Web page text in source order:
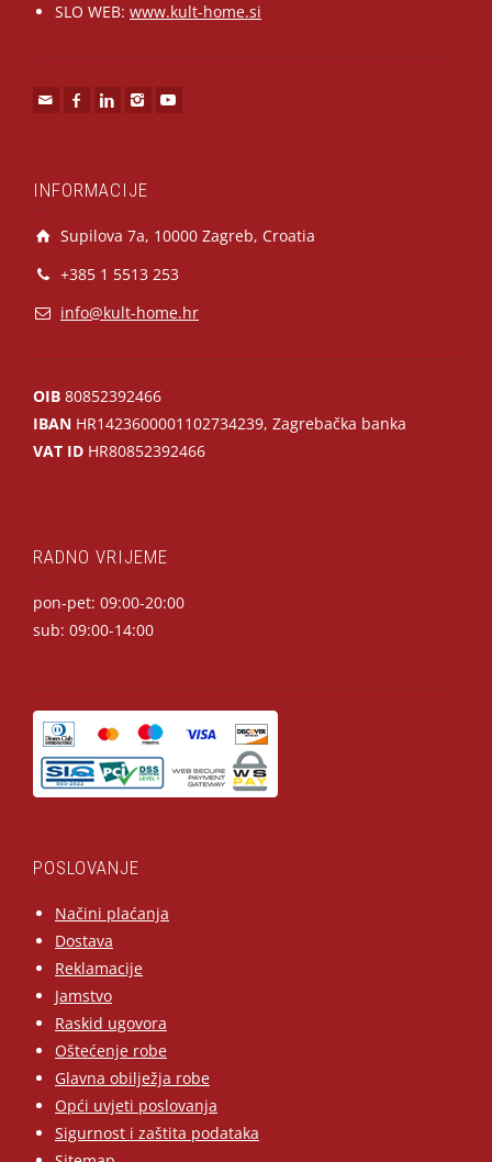
SLO WEB: www.kult-home.si
INFORMACIJE
Supilova 7a, 10000 Zagreb, Croatia
+385 1 5513 253
info@kult-home.hr
OIB 80852392466
IBAN HR1423600001102734239, Zagrebačka banka
VAT ID HR80852392466
RADNO VRIJEME
pon-pet: 09:00-20:00
sub: 09:00-14:00
POSLOVANJE
Načini plaćanja
Dostava
Reklamacije
Jamstvo
Raskid ugovora
Oštećenje robe
Glavna obilježja robe
Opći uvjeti poslovanja
Sigurnost i zaštita podataka